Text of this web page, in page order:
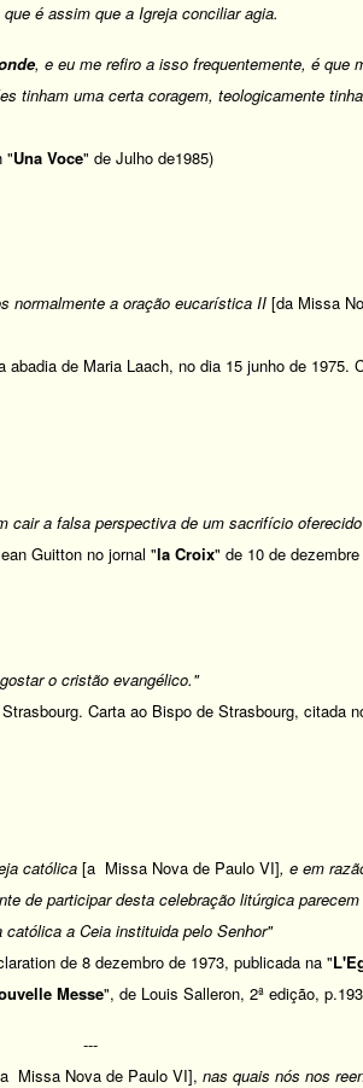
é assim que a Igreja conciliar agia.
, e eu me refiro a isso frequentemente, é que
tinham uma certa coragem, teologicamente
"Una Voce" de Julho de1985)
normalmente a oração eucarística II [da Missa
de Maria Laach, no dia 15 junho de 1975.
cair a falsa perspectiva de um sacrifício
Guitton no jornal "la Croix" de 10 de
o cristão evangélico."
Carta ao Bispo de Strasbourg, citada
católica [a Missa Nova de Paulo VI], e em
de participar desta celebração litúrgica
a Ceia instituida pelo Senhor"
de 8 dezembro de 1973, publicada na "
Messe", de Louis Salleron, 2ª edição,
---
Missa Nova de Paulo VI], nas quais nós nos